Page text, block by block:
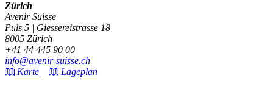
Zürich
Avenir Suisse
Puls 5 | Giessereistrasse 18
8005 Zürich
+41 44 445 90 00
info@avenir-suisse.ch
Karte
Lageplan